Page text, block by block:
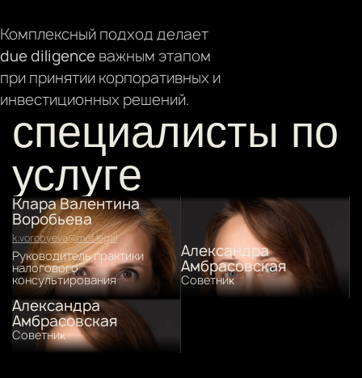
Комплексный подход делает
due diligence важным этапом
при принятии корпоративных и
инвестиционных решений.
специалисты по
услуге
Клара Валентина
Воробьева
k.vorobyeva@mef.legal
Руководитель практики
налогового
консультирования
Александра
Амбрасовская
Советниĸ
Александра
Амбрасовская
Советниĸ